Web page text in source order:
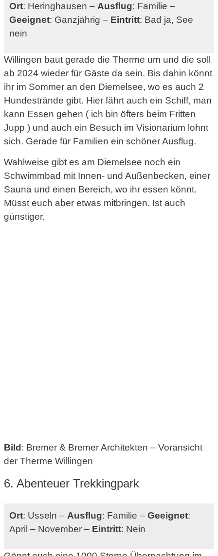
Ort: Heringhausen – Ausflug: Familie –
Geeignet: Ganzjährig – Eintritt: Bad ja, See
nein
Willingen baut gerade die Therme um und die soll
ab 2024 wieder für Gäste da sein. Bis dahin könnt
ihr im Sommer an den Diemelsee, wo es auch 2
Hundestrände gibt. Hier fährt auch ein Schiff, man
kann Essen gehen ( ich bin öfters beim Fritten
Jupp ) und auch ein Besuch im Visionarium lohnt
sich. Gerade für Familien ein schöner Ausflug.
Wahlweise gibt es am Diemelsee noch ein
Schwimmbad mit Innen- und Außenbecken, einer
Sauna und einen Bereich, wo ihr essen könnt.
Müsst euch aber etwas mitbringen. Ist auch
günstiger.
Bild : Bremer & Bremer Architekten – Voransicht
der Therme Willingen
6. Abenteuer Trekkingpark
Ort: Usseln – Ausflug: Familie – Geeignet:
April – November – Eintritt: Nein